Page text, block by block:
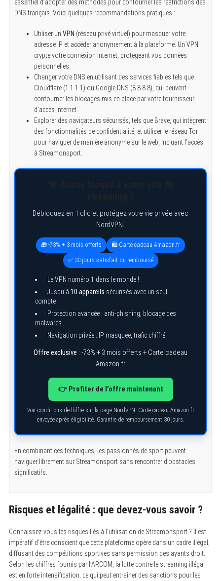
essentiel d’adopter des méthodes pour contourner les restrictions des
DNS français. Voici quelques recommandations pratiques :
Utiliser un VPN (réseau privé virtuel) pour masquer votre
adresse IP et accéder anonymement à la plateforme. Un VPN
crypte votre connexion Internet, protégeant vos données
personnelles.
Changer votre DNS en utilisant des services fiables tels que
Cloudflare (1.1.1.1) ou Google DNS (8.8.8.8), qui peuvent
contourner les blocages mis en place par votre fournisseur
d’accès Internet.
Explorer des navigateurs sécurisés, tels que Brave, qui intègrent
des fonctionnalités de confidentialité, et utiliser le réseau Tor
pour naviguer de manière anonyme sur le web, incluant l’accès
à Streamonsport.
Débloquez en 1 clic et protégez votre vie privée avec
NordVPN.
🎁 -73% + 3 mois offerts 🛍️ Carte cadeau Amazon.fr
✅ 30 jours satisfait ou remboursé
Le VPN numéro 1 dans le monde !
Jusqu’à 10 appareils sécurisés avec un seul
compte
Protection avancée : anti-phishing, blocage des
malwares
Navigation privée : IP masquée, trafic chiffré
Offre exclusive : -73% + 3 mois offerts + Carte cadeau
Amazon.fr
👉 Profiter de l’offre maintenant
Voir conditions de l’offre sur la page NordVPN. Carte cadeau Amazon.fr
envoyée après éligibilité. Garantie de remboursement 30 jours.
En combinant ces techniques, les passionnés de sport peuvent
naviguer librement sur Streamonsport sans rencontrer d’obstacles
significatifs.
Risques et légalité : que devez-vous savoir ?
Connaissez-vous les risques liés à l’utilisation de Streamonsport ? Il est
impératif d’être conscient que cette plateforme opère dans un cadre illégal,
diffusant des compétitions sportives sans permission des ayants droit.
Selon les chiffres fournis par l’ARCOM, la lutte contre le streaming illégal
est en forte intensification, ce qui peut entraîner des sanctions pour les
S
r
c
f
o